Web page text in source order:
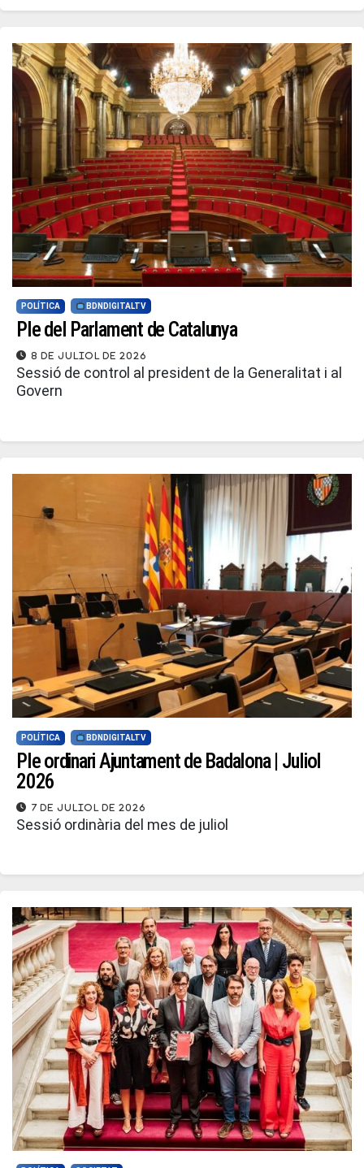
POLÍTICA BDNDIGITALTV
Ple del Parlament de Catalunya
8 de juliol de 2026
Sessió de control al president de la Generalitat i al
Govern
POLÍTICA BDNDIGITALTV
Ple ordinari Ajuntament de Badalona | Juliol
2026
7 de juliol de 2026
Sessió ordinària del mes de juliol